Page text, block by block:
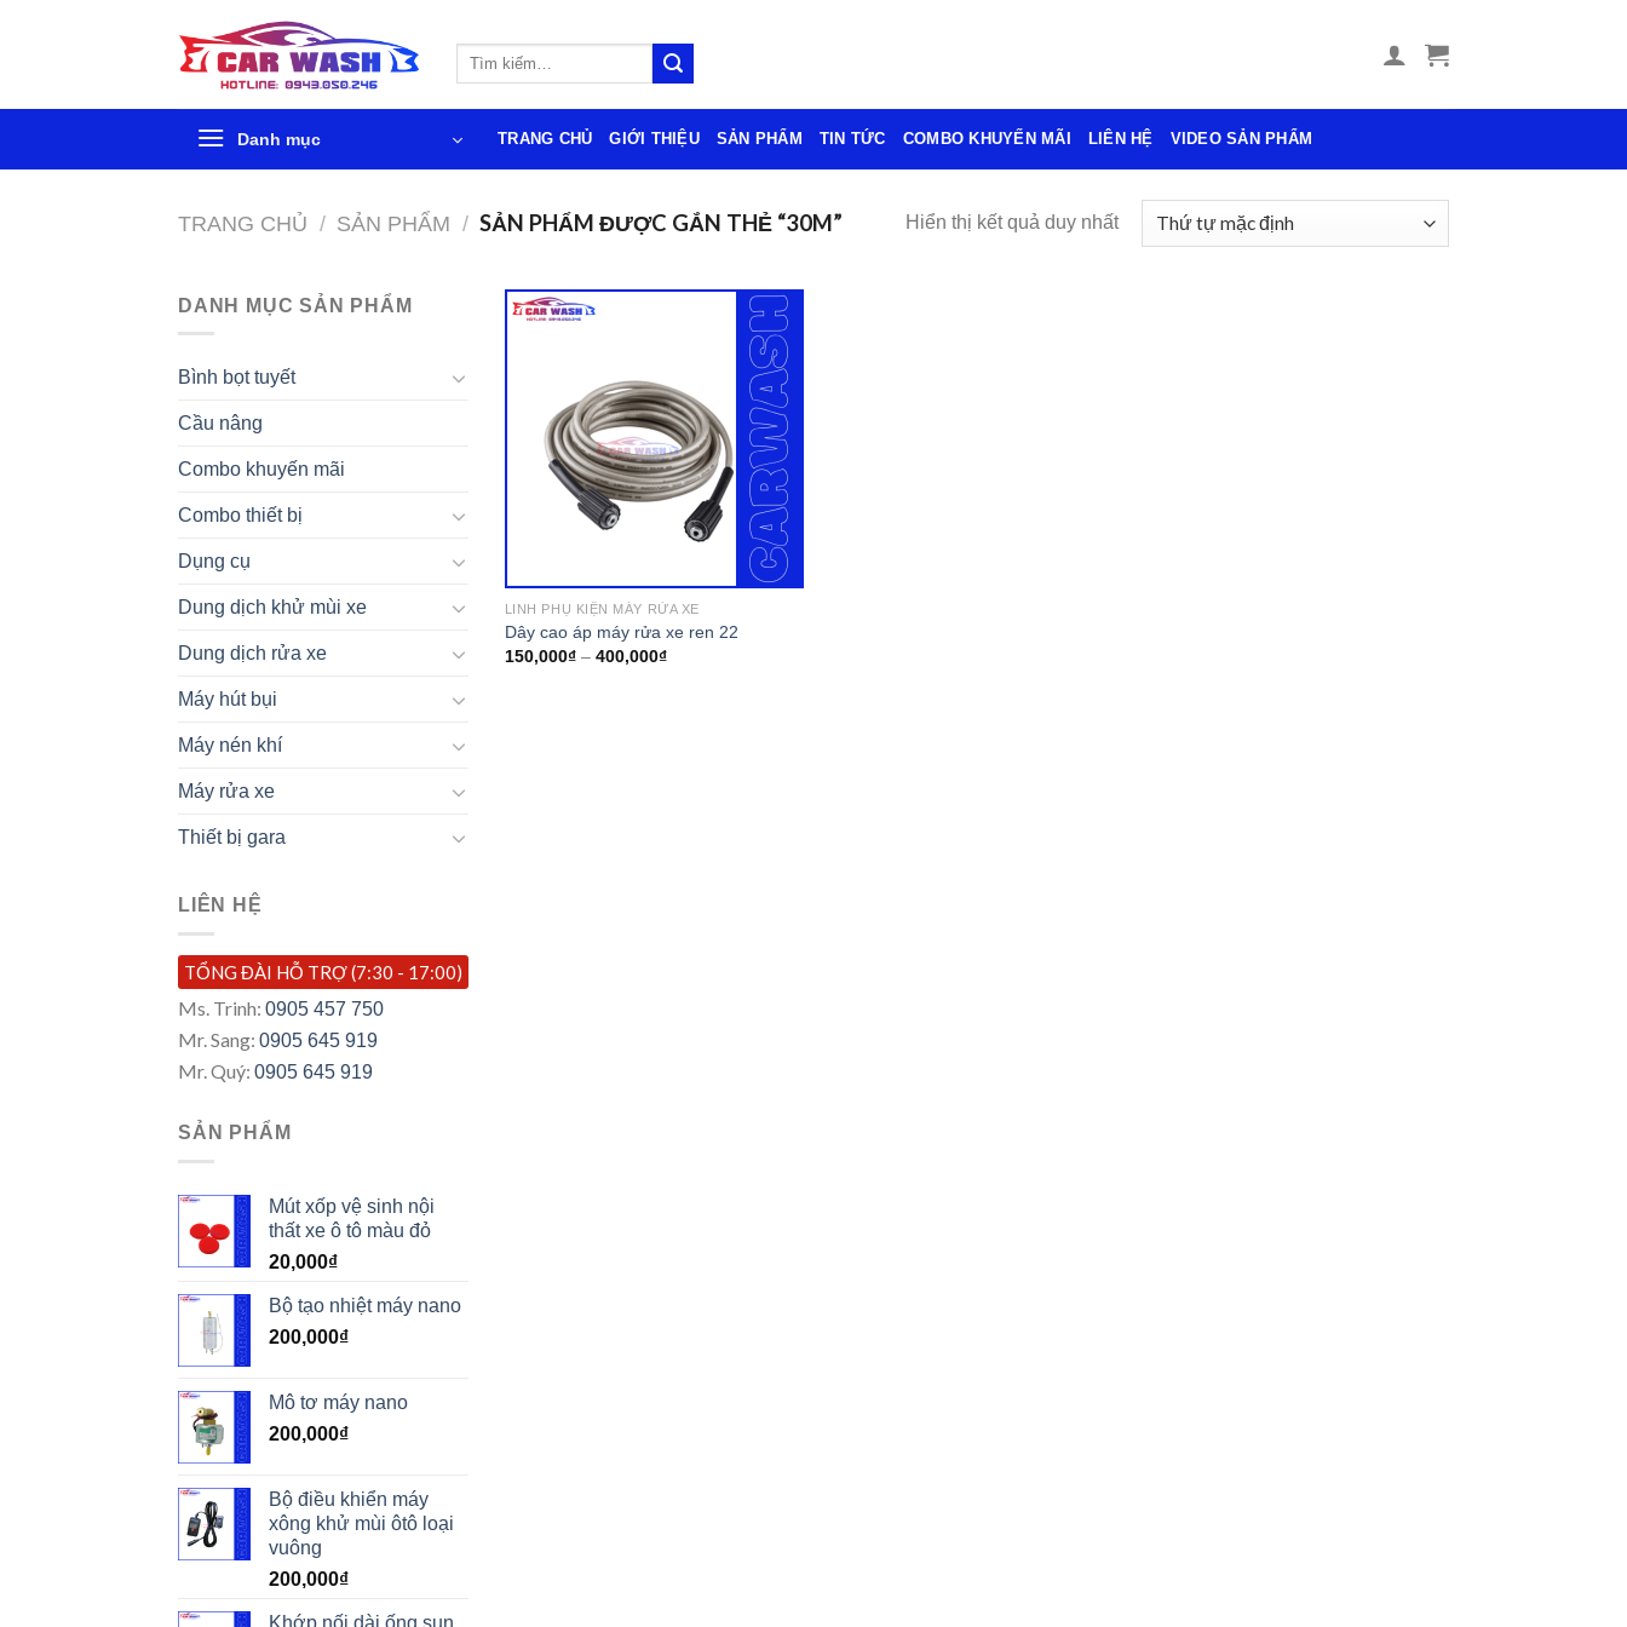
nội
Tìm
Danh mục TRANG CHỦ GIỚI THIỆU SẢN PHẨM TIN TỨC COMBO KHUYẾN MÃI LIÊN HỆ VIDEO SẢN PHẨM
TRANG CHỦ / SẢN PHẨM / SẢN PHẨM ĐƯỢC GẮN THẺ “30M” Hiển thị kết quả duy nhất
DANH MỤC SẢN PHẨM
Bình bọt tuyết
Cầu nâng
Combo khuyến mãi
Combo thiết bị
Dụng cụ
Dung dịch khử mùi xe
Dung dịch rửa xe
Máy hút bụi
Máy nén khí
Máy rửa xe
Thiết bị gara
LIÊN HỆ
TỔNG ĐÀI HỖ TRỢ (7:30 - 17:00)
Ms. Trinh: 0905 457 750
Mr. Sang: 0905 645 919
Mr. Quý: 0905 645 919
SẢN PHẨM
Mút xốp vệ sinh nội
thất xe ô tô màu đỏ
20,000₫
Bộ tạo nhiệt máy nano
200,000₫
Mô tơ máy nano
200,000₫
Bộ điều khiển máy
xông khử mùi ôtô loại
vuông
200,000₫
Khớp nối dài ống sun
LINH PHỤ KIỆN MÁY RỬA XE
Dây cao áp máy rửa xe ren 22
150,000₫– 400,000₫